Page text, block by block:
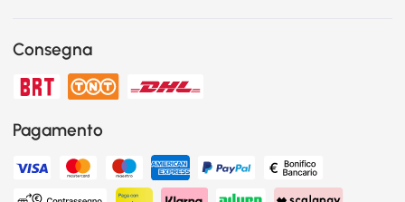
Consegna
Pagamento